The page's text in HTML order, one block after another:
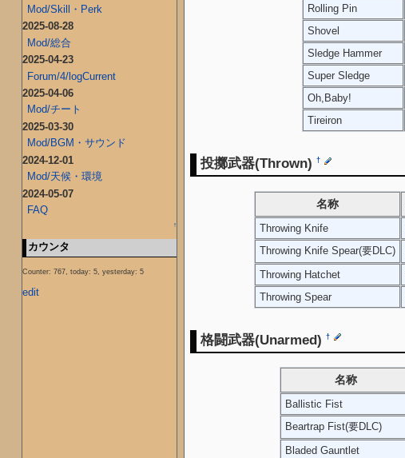
Rolling Pin
Shovel
Sledge Hammer
Super Sledge
Oh,Baby!
Tireiron
投擲武器(Thrown) †
名称
Throwing Knife
Throwing Knife Spear(要DLC)
Throwing Hatchet
Throwing Spear
格闘武器(Unarmed) †
名称
Ballistic Fist
Beartrap Fist(要DLC)
Bladed Gauntlet
Mod/Skill・Perk
2025-08-28
Mod/総合
2025-04-23
Forum/4/logCurrent
2025-04-06
Mod/チート
2025-03-30
Mod/BGM・サウンド
2024-12-01
Mod/天候・環境
2024-05-07
FAQ
↑
カウンタ
Counter: 767, today: 5, yesterday: 5
edit